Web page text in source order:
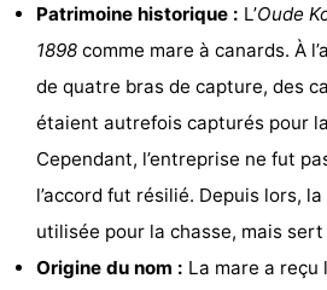
Terrains
jeux
Nature
Visites
guidées
Sports
Faire
Patrimoine historique : L’Oude
1898 comme mare à canards. À
de quatre bras de capture, des
étaient autrefois capturés pour
Cependant, l’entreprise ne fut
l’accord fut résilié. Depuis lors, la
utilisée pour la chasse, mais
Origine du nom : La mare a reçu